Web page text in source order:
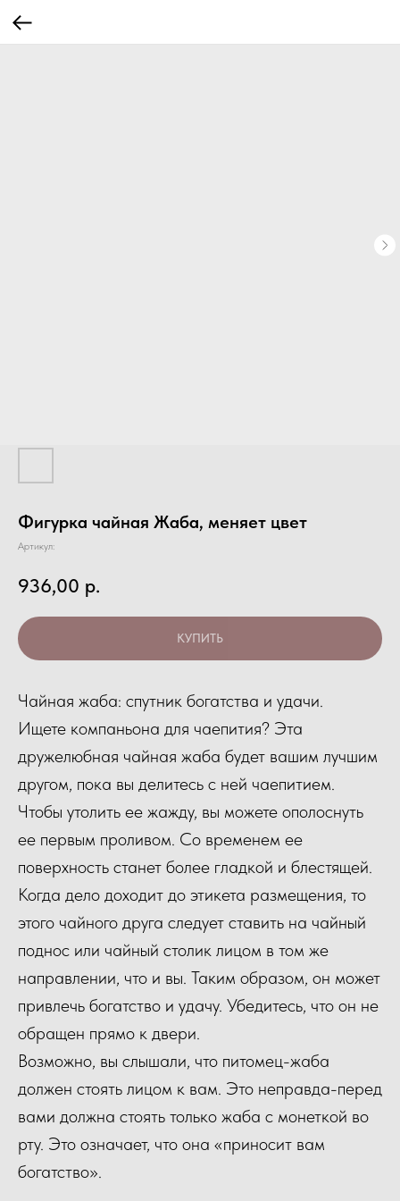
Фигурка чайная Жаба, меняет цвет
Артикул:
936,00 р.
КУПИТЬ
Чайная жаба: спутник богатства и удачи.
Ищете компаньона для чаепития? Эта
дружелюбная чайная жаба будет вашим лучшим
другом, пока вы делитесь с ней чаепитием.
Чтобы утолить ее жажду, вы можете ополоснуть
ее первым проливом. Со временем ее
поверхность станет более гладкой и блестящей.
Когда дело доходит до этикета размещения, то
этого чайного друга следует ставить на чайный
поднос или чайный столик лицом в том же
направлении, что и вы. Таким образом, он может
привлечь богатство и удачу. Убедитесь, что он не
обращен прямо к двери.
Возможно, вы слышали, что питомец-жаба
должен стоять лицом к вам. Это неправда-перед
вами должна стоять только жаба с монеткой во
рту. Это означает, что она «приносит вам
богатство».